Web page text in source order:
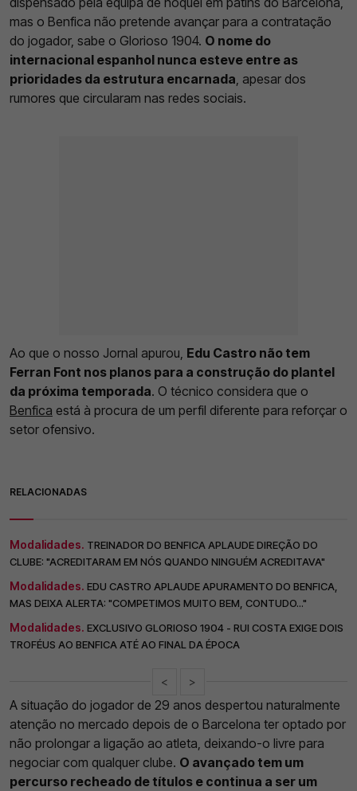
mas o Benfica não pretende avançar para a contratação
do jogador, sabe o Glorioso 1904. O nome do
internacional espanhol nunca esteve entre as
prioridades da estrutura encarnada , apesar dos
rumores que circularam nas redes sociais.
Ao que o nosso Jornal apurou, Edu Castro não tem
Ferran Font nos planos para a construção do plantel
da próxima temporada. O técnico considera que o
Benfica está à procura de um perfil diferente para reforçar o
setor ofensivo.
RELACIONADAS
Modalidades. TREINADOR DO BENFICA APLAUDE DIREÇÃO DO
CLUBE: "ACREDITARAM EM NÓS QUANDO NINGUÉM ACREDITAVA"
Modalidades. EDU CASTRO APLAUDE APURAMENTO DO BENFICA,
MAS DEIXA ALERTA: "COMPETIMOS MUITO BEM, CONTUDO..."
Modalidades. EXCLUSIVO GLORIOSO 1904 - RUI COSTA EXIGE DOIS
TROFÉUS AO BENFICA ATÉ AO FINAL DA ÉPOCA
< >
A situação do jogador de 29 anos despertou naturalmente
atenção no mercado depois de o Barcelona ter optado por
não prolongar a ligação ao atleta, deixando-o livre para
negociar com qualquer clube. O avançado tem um
percurso recheado de títulos e continua a ser um